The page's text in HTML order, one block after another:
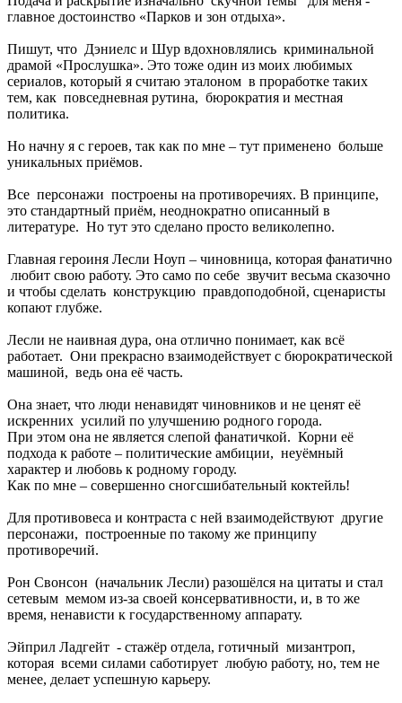
главное достоинство «Парков и зон отдыха».
Пишут, что Дэниелс и Шур вдохновлялись криминальной
драмой «Прослушка». Это тоже один из моих любимых
сериалов, который я считаю эталоном в проработке таких
тем, как повседневная рутина, бюрократия и местная
политика.
Но начну я с героев, так как по мне – тут применено больше
уникальных приёмов.
Все персонажи построены на противоречиях. В принципе,
это стандартный приём, неоднократно описанный в
литературе. Но тут это сделано просто великолепно.
Главная героиня Лесли Ноуп – чиновница, которая фанатично
любит свою работу. Это само по себе звучит весьма сказочно
и чтобы сделать конструкцию правдоподобной, сценаристы
копают глубже.
Лесли не наивная дура, она отлично понимает, как всё
работает. Они прекрасно взаимодействует с бюрократической
машиной, ведь она её часть.
Она знает, что люди ненавидят чиновников и не ценят её
искренних усилий по улучшению родного города.
При этом она не является слепой фанатичкой. Корни её
подхода к работе – политические амбиции, неуёмный
характер и любовь к родному городу.
Как по мне – совершенно сногсшибательный коктейль!
Для противовеса и контраста с ней взаимодействуют другие
персонажи, построенные по такому же принципу
противоречий.
Рон Свонсон (начальник Лесли) разошёлся на цитаты и стал
сетевым мемом из-за своей консервативности, и, в то же
время, ненависти к государственному аппарату.
Эйприл Ладгейт - стажёр отдела, готичный мизантроп,
которая всеми силами саботирует любую работу, но, тем не
менее, делает успешную карьеру.